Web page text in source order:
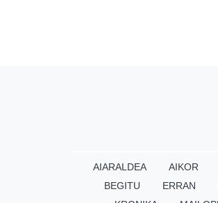
AIARALDEA AIKOR
BEGITU
ERRAN